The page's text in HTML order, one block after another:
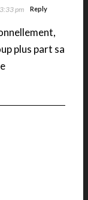
pm Reply
plus part sa